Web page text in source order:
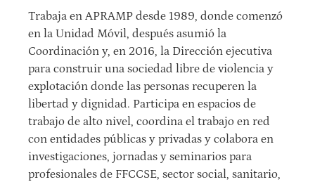
Trabaja en APRAMP desde 1989, donde comenzó
en la Unidad Móvil, después asumió la
Coordinación y, en 2016, la Dirección ejecutiva
para construir una sociedad libre de violencia y
explotación donde las personas recuperen la
libertad y dignidad. Participa en espacios de
trabajo de alto nivel, coordina el trabajo en red
con entidades públicas y privadas y colabora en
investigaciones, jornadas y seminarios para
profesionales de FFCCSE, sector social, sanitario,